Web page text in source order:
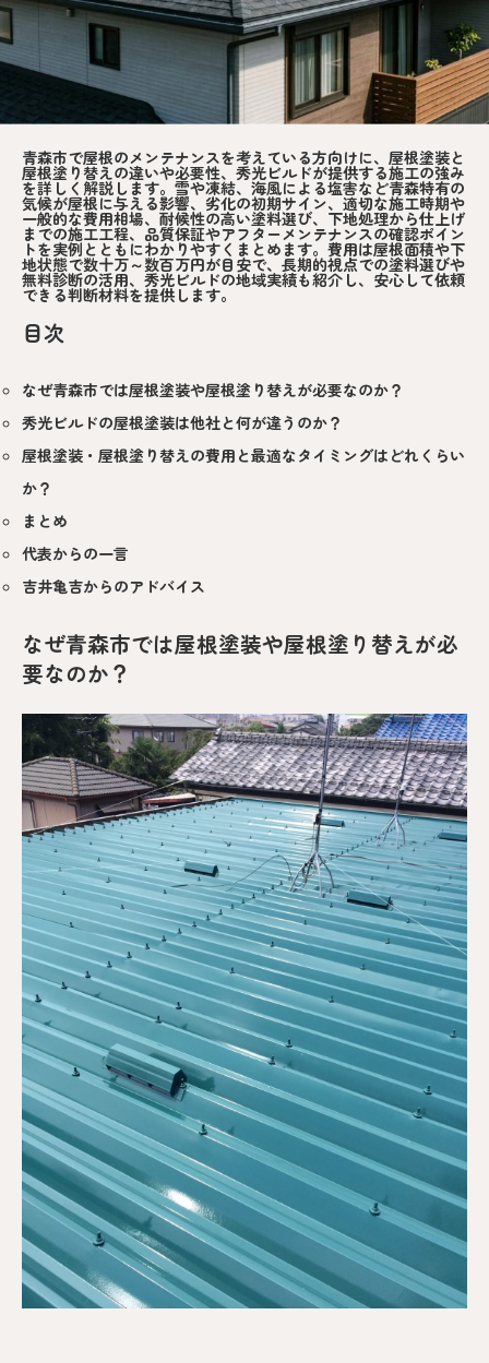
青森市で屋根のメンテナンスを考えている方向けに、屋根塗装と
屋根塗り替えの違いや必要性、秀光ビルドが提供する施工の強み
を詳しく解説します。雪や凍結、海風による塩害など青森特有の
気候が屋根に与える影響、劣化の初期サイン、適切な施工時期や
一般的な費用相場、耐候性の高い塗料選び、下地処理から仕上げ
までの施工工程、品質保証やアフターメンテナンスの確認ポイン
トを実例とともにわかりやすくまとめます。費用は屋根面積や下
地状態で数十万～数百万円が目安で、長期的視点での塗料選びや
無料診断の活用、秀光ビルドの地域実績も紹介し、安心して依頼
できる判断材料を提供します。
目次
なぜ青森市では屋根塗装や屋根塗り替えが必要なのか？
秀光ビルドの屋根塗装は他社と何が違うのか？
屋根塗装・屋根塗り替えの費用と最適なタイミングはどれくらい
か？
まとめ
代表からの一言
吉井亀吉からのアドバイス
なぜ青森市では屋根塗装や屋根塗り替えが必
要なのか？